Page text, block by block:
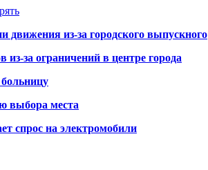
движения из-за городского выпускного
за ограничений в центре города
выбора места
спрос на электромобили